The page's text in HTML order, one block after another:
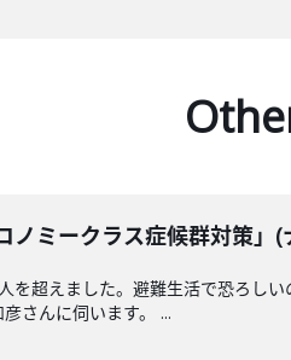
ノミークラス症候群対策
を超えました。避難生活で恐ろし
さんに伺います。 ...